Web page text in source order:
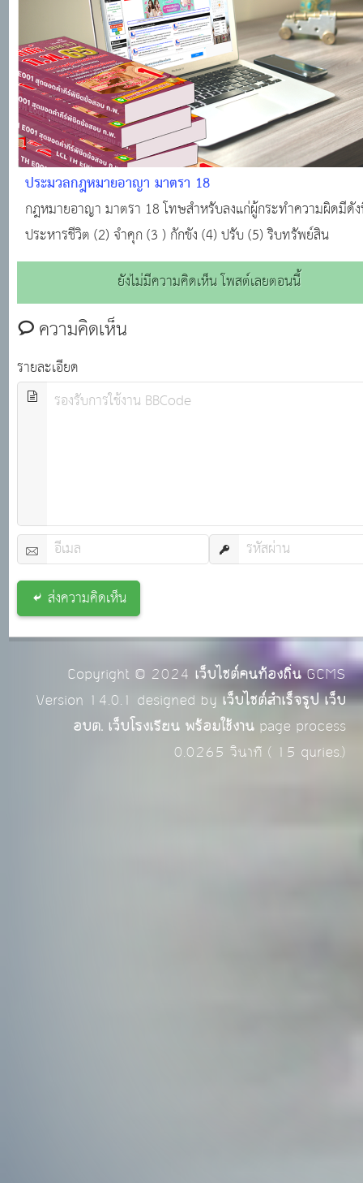
ประมวลกฎหมายอาญา มาตรา 18
กฎหมายอาญา มาตรา 18 โทษสำหรับลงแก่ผู้กระทำความผิดมีดั
ประหารชีวิต (2) จำคุก (3 ) กักขัง (4) ปรับ (5) ริบทรัพย์สิน
ยังไม่มีความคิดเห็น โพสต์เลยตอนนี้
ความคิดเห็น
รายละเอียด
ส่งความคิดเห็น
Copyright © 2024 เว็บไซต์คนท้องถิ่นGCMS
Version 14.0.1 designed byเว็บไซต์สำเร็จรูป เว็บ
อบต. เว็บโรงเรียน พร้อมใช้งานpage process
0.0265 วินาที ( 15 quries.)